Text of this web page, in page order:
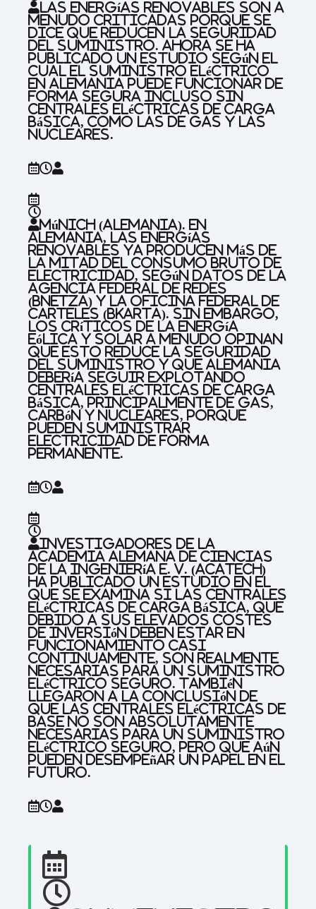
Las energías renovables son a
menudo criticadas porque se
dice que reducen la seguridad
del suministro. Ahora se ha
publicado un estudio según el
cual el suministro eléctrico
en Alemania puede funcionar de
forma segura incluso sin
centrales eléctricas de carga
básica, como las de gas y las
nucleares.
Múnich (Alemania). En
Alemania, las energías
renovables ya producen más de
la mitad del consumo bruto de
electricidad, según datos de la
Agencia Federal de Redes
(BNetzA) y la Oficina Federal de
Carteles (BKartA). Sin embargo,
los críticos de la energía
eólica y solar a menudo opinan
que esto reduce la seguridad
del suministro y que Alemania
debería seguir explotando
centrales eléctricas de carga
básica, principalmente de gas,
carbón y nucleares, porque
pueden suministrar
electricidad de forma
permanente.
Investigadores de la
Academia Alemana de Ciencias
de la Ingeniería e. V. (acatech)
ha publicado un estudio en el
que se examina si las centrales
eléctricas de carga básica, que
debido a sus elevados costes
de inversión deben estar en
funcionamiento casi
continuamente, son realmente
necesarias para un suministro
eléctrico seguro. También
llegaron a la conclusión de
que las centrales eléctricas de
base no son absolutamente
necesarias para un suministro
eléctrico seguro, pero que aún
pueden desempeñar un papel en el
futuro.